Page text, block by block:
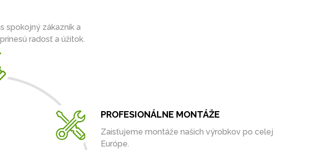
spokojný zákazník a
radosť a úžitok.
PROFESIONÁLNE MONTÁŽE
Zaisťujeme montáže našich výrobkov po celej
Európe.